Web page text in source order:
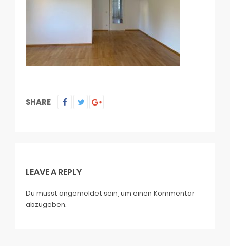
SHARE
LEAVE A REPLY
Du musst angemeldet sein, um einen Kommentar
abzugeben.